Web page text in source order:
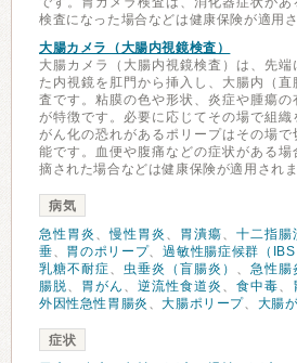
検査になった場合などは健康保険が適用さ
大腸カメラ（大腸内視鏡検査）
大腸カメラ（大腸内視鏡検査）は、先
た内視鏡を肛門から挿入し、大腸内（直
査です。粘膜の色や形状、炎症や腫瘍
が特徴です。必要に応じてその場で組織
がん化の恐れがあるポリープはその場
能です。血便や腹痛などの症状がある
摘された場合などは健康保険が適用されま
病気
急性胃炎 、慢性胃炎 、 胃潰瘍、 十二指腸
垂、 胃のポリープ、過敏性腸症候群（IBS
乳糖不耐症、 虫垂炎（盲腸炎） 、 急性腸
腸脱、 胃がん 、 逆流性食道炎 、 食中毒、
外因性急性胃腸炎 、大腸ポリープ、 大腸
症状